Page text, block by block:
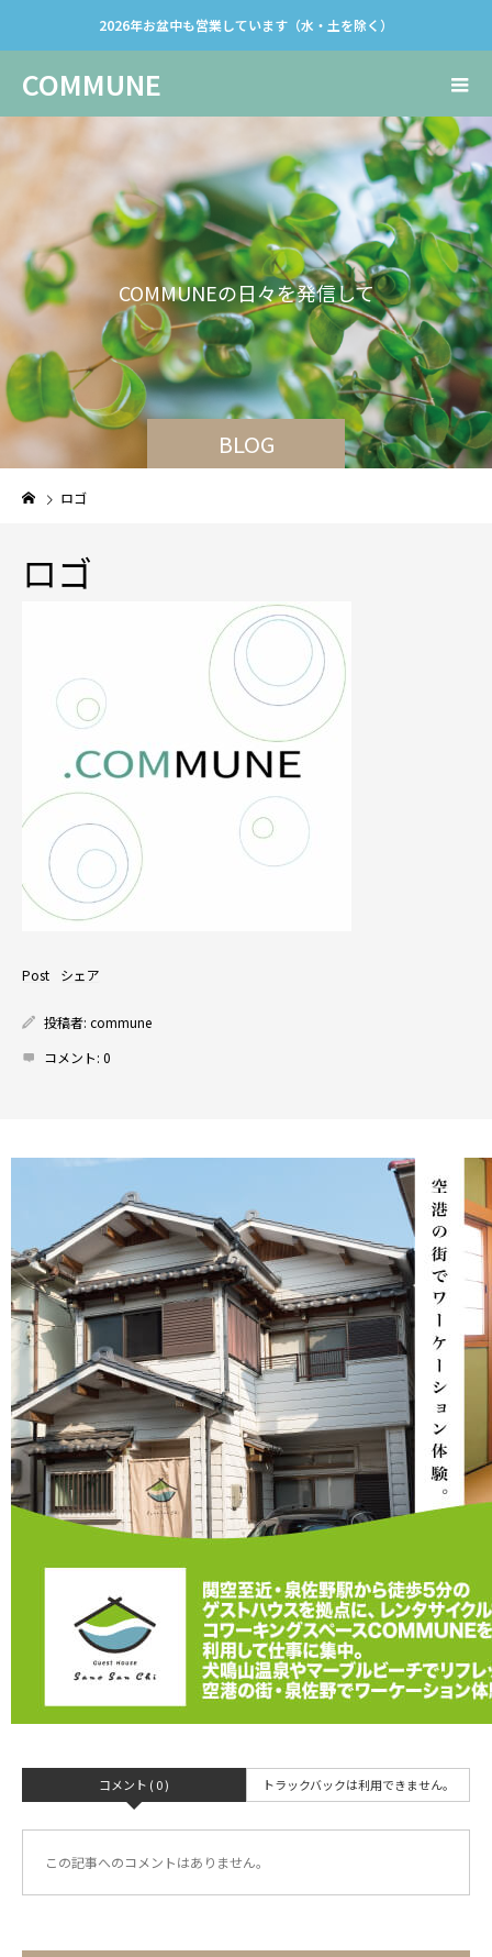
2026年お盆中も営業しています（水・土を除く）
COMMUNE
BLOG
COM MUNEの日々を発信していきます。
ロゴ
ロゴ
Post シェア
投稿者: commune
コメント: 0
コメント ( 0 ) トラックバックは利用できません。
この記事へのコメントはありません。